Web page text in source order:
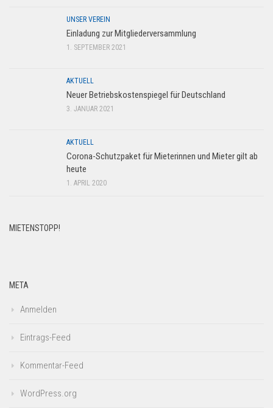
UNSER VEREIN
Einladung zur Mitgliederversammlung
1. SEPTEMBER 2021
AKTUELL
Neuer Betriebskostenspiegel für Deutschland
3. JANUAR 2021
AKTUELL
Corona-Schutzpaket für Mieterinnen und Mieter gilt ab
heute
1. APRIL 2020
MIETENSTOPP!
META
Anmelden
Eintrags-Feed
Kommentar-Feed
WordPress.org